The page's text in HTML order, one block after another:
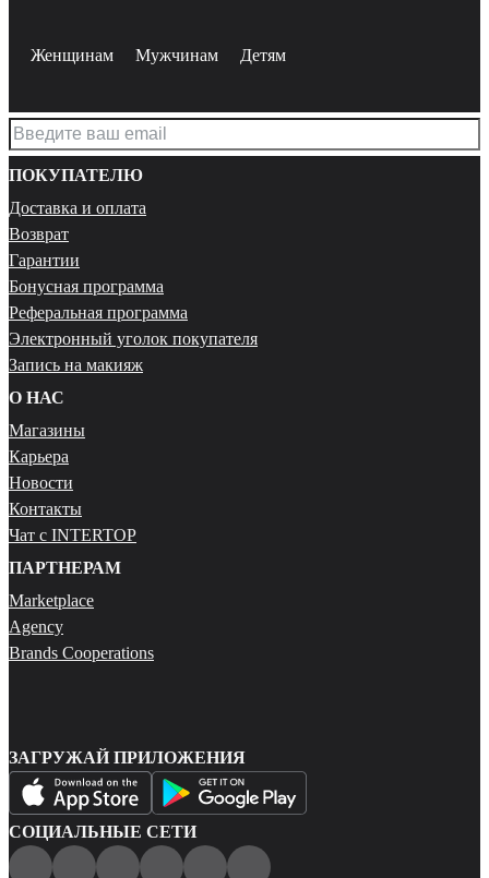
Женщинам Мужчинам Детям
ПОКУПАТЕЛЮ
Доставка и оплата
Возврат
Гарантии
Бонусная программа
Реферальная программа
Электронный уголок покупателя
Запись на макияж
О НАС
Магазины
Карьера
Новости
Контакты
Чат с INTERTOP
ПАРТНЕРАМ
Marketplace
Agency
Brands Cooperations
ЗАГРУЖАЙ ПРИЛОЖЕНИЯ
СОЦИАЛЬНЫЕ СЕТИ